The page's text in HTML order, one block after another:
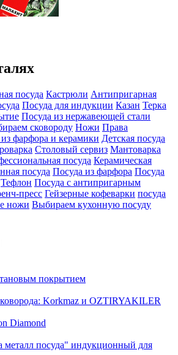
посуда Кастрюли Антипригарная
Посуда для индукции Казан Терка
Посуда из нержавеющей стали
сковороду Ножи Права
фарфора и керамики Детская посуда
Столовый сервиз Мантоварка
посуда Керамическая
посуда Посуда из фарфора Посуда
Тефлон Посуда с антипригарным
пресс Гейзерные кофеварки посуда
ножи Выбираем кухонную посуду
покрытием
Korkmaz и OZTIRYAKILER
Diamond
посуда" индукционный для